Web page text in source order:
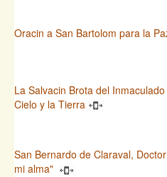
Oracin a San Bartolom para la
La Salvacin Brota del
Cielo y la Tierra
San Bernardo de Claraval,
mi alma"